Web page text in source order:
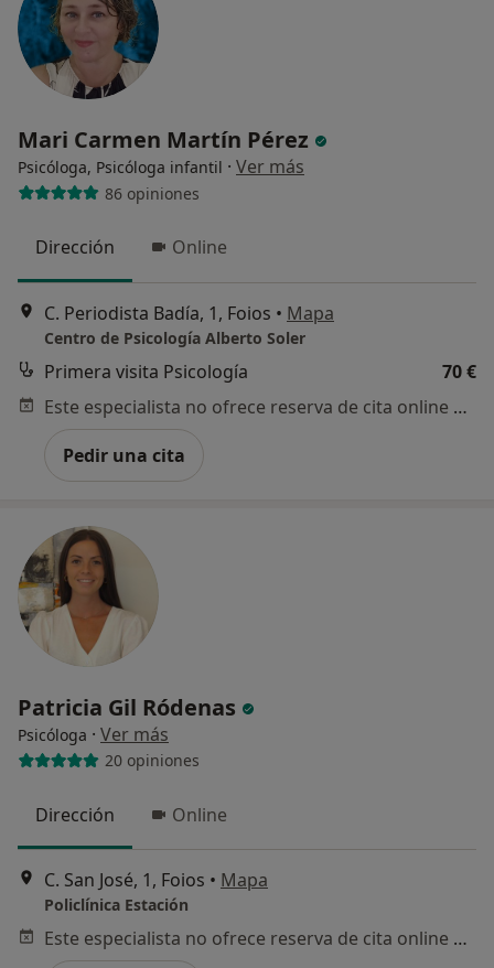
Mari Carmen Martín Pérez
Psicóloga, Psicóloga infantil · Ver más
86 opiniones
Dirección Online
C. Periodista Badía, 1, Foios • Mapa
Centro de Psicología Alberto Soler
Primera visita Psicología
70 €
Este especialista no ofrece reserva de cita online en esta dirección.
Pedir una cita
Patricia Gil Ródenas
Psicóloga · Ver más
20 opiniones
Dirección Online
C. San José, 1, Foios • Mapa
Policlínica Estación
Este especialista no ofrece reserva de cita online en esta dirección.